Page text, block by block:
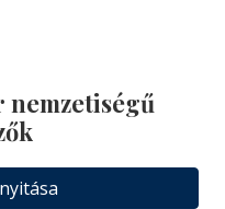
nemzetiségű